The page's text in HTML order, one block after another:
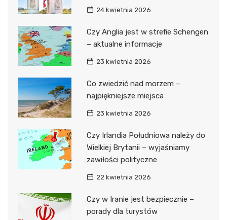
24 kwietnia 2026
Czy Anglia jest w strefie Schengen
– aktualne informacje
23 kwietnia 2026
Co zwiedzić nad morzem –
najpiękniejsze miejsca
23 kwietnia 2026
Czy Irlandia Południowa należy do
Wielkiej Brytanii – wyjaśniamy
zawiłości polityczne
22 kwietnia 2026
Czy w Iranie jest bezpiecznie –
porady dla turystów